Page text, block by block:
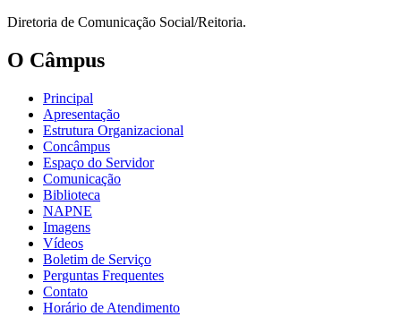
Diretoria de Comunicação Social/Reitoria.
O Câmpus
Principal
Apresentação
Estrutura Organizacional
Concâmpus
Espaço do Servidor
Comunicação
Biblioteca
NAPNE
Imagens
Vídeos
Boletim de Serviço
Perguntas Frequentes
Contato
Horário de Atendimento